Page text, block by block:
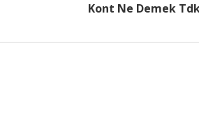
Kont Ne Demek